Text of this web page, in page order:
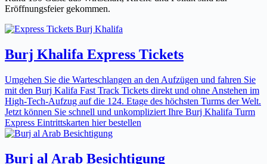
Eröffnungsfeier gekommen.
Burj Khalifa Express Tickets
Umgehen Sie die Warteschlangen an den Aufzügen und fahren Sie
mit den Burj Kalifa Fast Track Tickets direkt und ohne Anstehen im
High-Tech-Aufzug auf die 124. Etage des höchsten Turms der Welt.
Jetzt können Sie schnell und unkompliziert Ihre Burj Khalifa Turm
Express Eintrittskarten hier bestellen
Burj al Arab Besichtigung